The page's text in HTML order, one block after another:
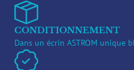
CONDITIONNEMENT
Dans un écrin ASTROM unique